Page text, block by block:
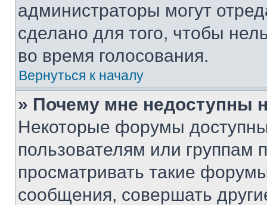
администраторы могут
сделано для того, чтобы
во время голосования.
Вернуться к началу
» Почему мне недоступны
Некоторые форумы
пользователям или группам
просматривать такие
сообщения, совершать